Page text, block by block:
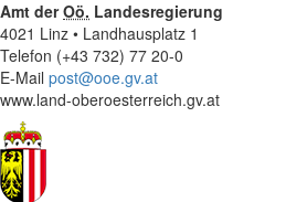
Amt derOö. Landesregierung
4021 Linz • Landhausplatz 1
Telefon (+43 732) 77 20-0
E-Mail post@ooe.gv.at
www.land-oberoesterreich.gv.at